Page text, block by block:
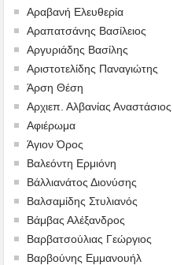
Αραβανή Ελευθερία
Αραπατσάνης Βασίλειος
Αργυριάδης Βασίλης
Αριστοτελίδης Παναγιώτης
Άρση Θέση
Αρχιεπ. Αλβανίας Αναστάσιος
Αφιέρωμα
Άγιον Όρος
Βαλεόντη Ερμιόνη
Βάλλιανάτος Διονύσης
Βαλσαμίδης Στυλιανός
Βάμβας Αλέξανδρος
Βαρβατσούλιας Γεώργιος
Βαρβούνης Εμμανουήλ